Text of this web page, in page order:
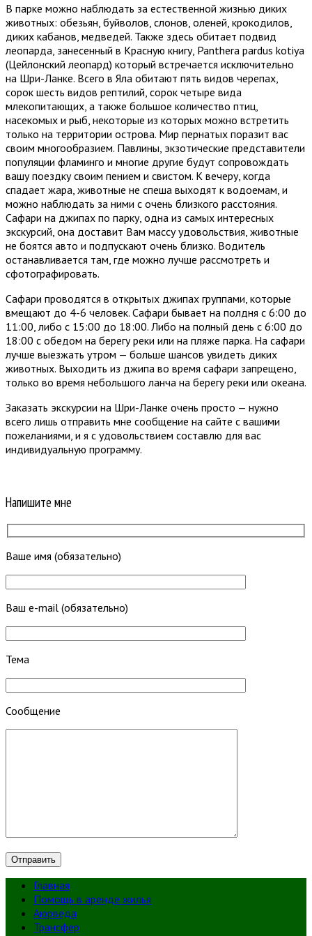
В парке можно наблюдать за естественной жизнью диких
животных: обезьян, буйволов, слонов, оленей, крокодилов,
диких кабанов, медведей. Также здесь обитает подвид
леопарда, занесенный в Красную книгу, Panthera pardus kotiya
(Цейлонский леопард) который встречается исключительно
на Шри-Ланке. Всего в Яла обитают пять видов черепах,
сорок шесть видов рептилий, сорок четыре вида
млекопитающих, а также большое количество птиц,
насекомых и рыб, некоторые из которых можно встретить
только на территории острова. Мир пернатых поразит вас
своим многообразием. Павлины, экзотические представители
популяции фламинго и многие другие будут сопровождать
вашу поездку своим пением и свистом. К вечеру, когда
спадает жара, животные не спеша выходят к водоемам, и
можно наблюдать за ними с очень близкого расстояния.
Сафари на джипах по парку, одна из самых интересных
экскурсий, она доставит Вам массу удовольствия, животные
не боятся авто и подпускают очень близко. Водитель
останавливается там, где можно лучше рассмотреть и
сфотографировать.
Сафари проводятся в открытых джипах группами, которые
вмещают до 4-6 человек. Сафари бывает на полдня с 6:00 до
11:00, либо с 15:00 до 18:00. Либо на полный день с 6:00 до
18:00 с обедом на берегу реки или на пляже парка. На сафари
лучше выезжать утром — больше шансов увидеть диких
животных. Выходить из джипа во время сафари запрещено,
только во время небольшого ланча на берегу реки или океана.
Заказать экскурсии на Шри-Ланке очень просто — нужно
всего лишь отправить мне сообщение на сайте с вашими
пожеланиями, и я с удовольствием составлю для вас
индивидуальную программу.
Напишите мне
Ваше имя (обязательно)
Ваш e-mail (обязательно)
Тема
Сообщение
Главная
Помощь в аренде жилья
Аюрведа
Трансфер